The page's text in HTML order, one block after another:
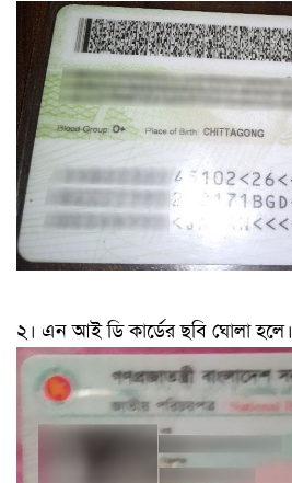
২। এন আই ডি কার্ডের ছবি ঘোলা হলে।